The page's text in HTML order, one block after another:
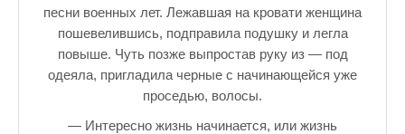
Это интересно знать
Настольный теннис в Пушкине Санкт — Петербург РПЦ
Лучшие стихи про детство
песни военных лет. Лежавшая на кровати женщина
пошевелившись, подправила подушку и легла
повыше. Чуть позже выпростав руку из — под
одеяла, пригладила черные с начинающейся уже
проседью, волосы.
— Интересно жизнь начинается, или жизнь